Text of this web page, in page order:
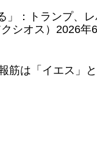
」：トランプ、
シオス）2026年
筋は「イエス」